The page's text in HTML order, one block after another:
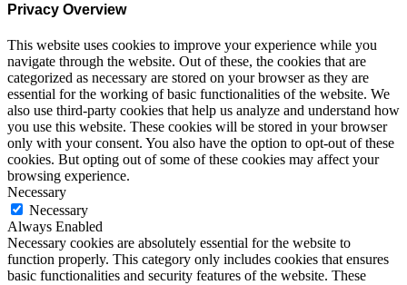
Privacy Overview
This website uses cookies to improve your experience while you
navigate through the website. Out of these, the cookies that are
categorized as necessary are stored on your browser as they are
essential for the working of basic functionalities of the website. We
also use third-party cookies that help us analyze and understand how
you use this website. These cookies will be stored in your browser
only with your consent. You also have the option to opt-out of these
cookies. But opting out of some of these cookies may affect your
browsing experience.
Necessary
Necessary
Always Enabled
Necessary cookies are absolutely essential for the website to
function properly. This category only includes cookies that ensures
basic functionalities and security features of the website. These